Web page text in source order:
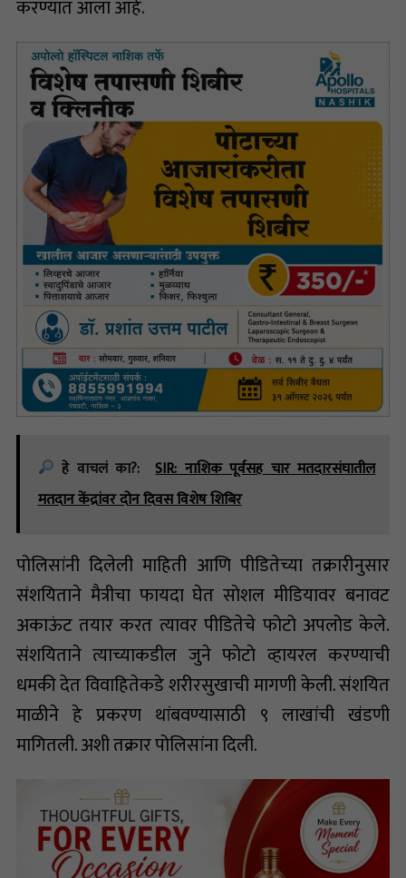
करण्यात आला आहे.
हे वाचलं का?:
SIR: नाशिक पूर्वसह चार मतदारसंघातील
मतदान केंद्रांवर दोन दिवस विशेष शिबिर
पोलिसांनी दिलेली माहिती आणि पीडितेच्या तक्रारीनुसार
संशयिताने मैत्रीचा फायदा घेत साेशल मीडियावर बनावट
अकाऊंट तयार करत त्यावर पीडितेचे फोटो अपलोड केले.
संशयिताने त्याच्याकडील जुने फाेटाे व्हायरल करण्याची
धमकी देत विवाहितेकडे शरीरसुखाची मागणी केली. संशयित
माळीने हे प्रकरण थांबवण्यासाठी ९ लाखांची खंडणी
मागितली. अशी तक्रार पोलिसांना दिली.